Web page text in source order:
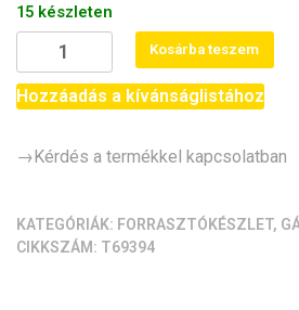
15 készleten
Alkohol
szonda
Kosárba teszem
Hozzáadás a kívánságlistához
→Kérdés a termékkel kapcsolatban
KATEGÓRIÁK: FORRASZTÓKÉSZLET,
CIKKSZÁM: T69394